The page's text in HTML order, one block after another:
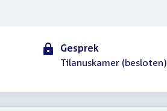
Gesprek
Tilanuskamer (besloten)